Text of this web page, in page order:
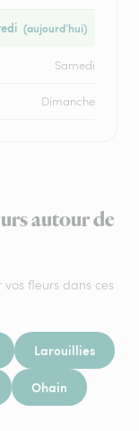
(aujourd’hui)
Samedi
Dimanche
autour de
fleurs dans ces
Larouillies
Ohain